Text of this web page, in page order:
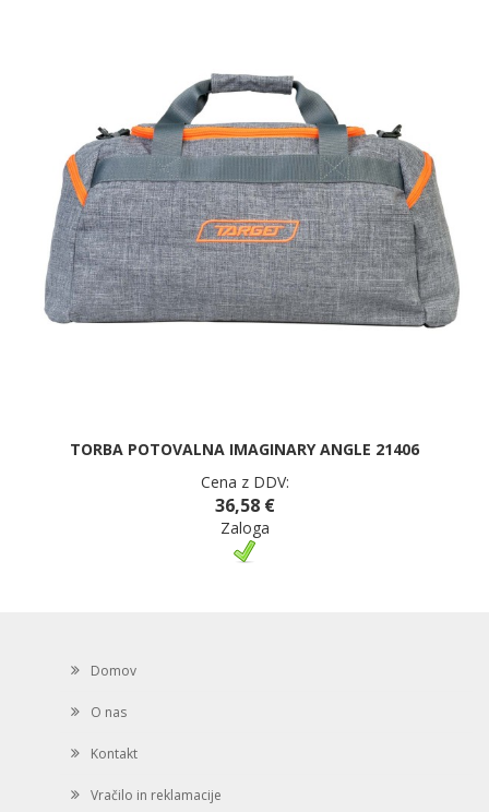
TORBA POTOVALNA IMAGINARY ANGLE 21406
Cena z DDV:
36,58 €
Zaloga
Domov
O nas
Kontakt
Vračilo in reklamacije